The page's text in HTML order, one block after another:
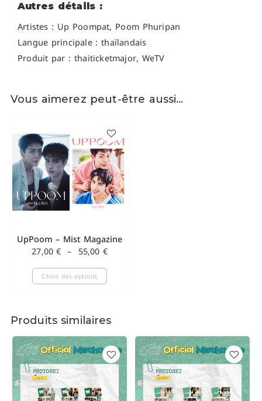
Autres détails :
Artistes : Up Poompat, Poom Phuripan
Langue principale : thaïlandais
Produit par : thaiticketmajor, WeTV
Vous aimerez peut-être aussi…
UpPoom – Mist Magazine
27,00€ – 55,00 €
Choix des options
Produits similaires